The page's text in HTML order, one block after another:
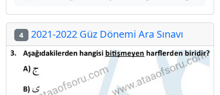
4 2021-2022 Güz Dönemi Ara Sınavı